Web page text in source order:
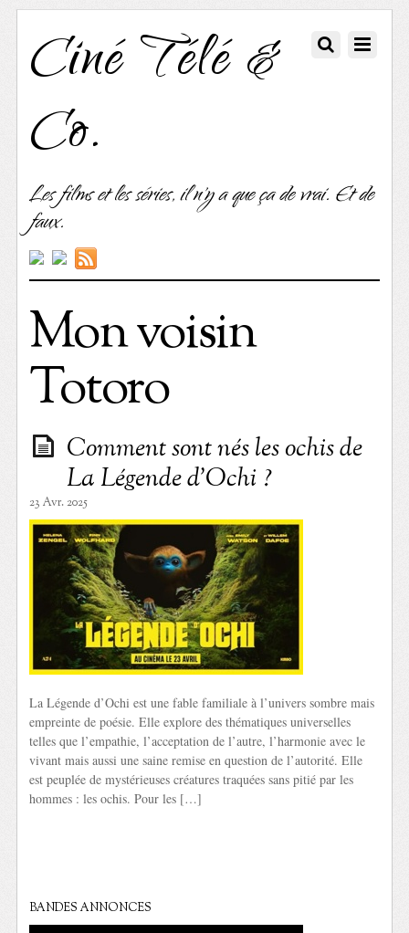
Ciné Télé &
Co.
Les films et les séries, il n'y a que ça de vrai. Et de
faux.
Mon voisin
Totoro
Comment sont nés les ochis de
La Légende d’Ochi ?
23 Avr. 2025
La Légende d’Ochi est une fable familiale à l’univers sombre mais
empreinte de poésie. Elle explore des thématiques universelles
telles que l’empathie, l’acceptation de l’autre, l’harmonie avec le
vivant mais aussi une saine remise en question de l’autorité. Elle
est peuplée de mystérieuses créatures traquées sans pitié par les
hommes : les ochis. Pour les […]
BANDES ANNONCES